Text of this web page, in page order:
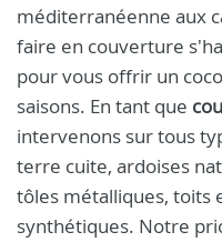
méditerranéenne aux
faire en couverture
pour vous offrir un
saisons. En tant que
intervenons sur tous
terre cuite, ardoises
tôles métalliques, toits
synthétiques. Notre